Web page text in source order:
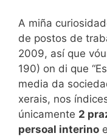
A miña
de postos de
2009, así que
190) on di que
media da
xerais, nos
únicamente 2
persoal interino